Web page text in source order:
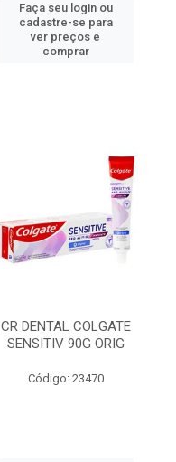
Faça seu login ou
cadastre-se para
ver preços e
comprar
CR DENTAL COLGATE
SENSITIV 90G ORIG
Código: 23470